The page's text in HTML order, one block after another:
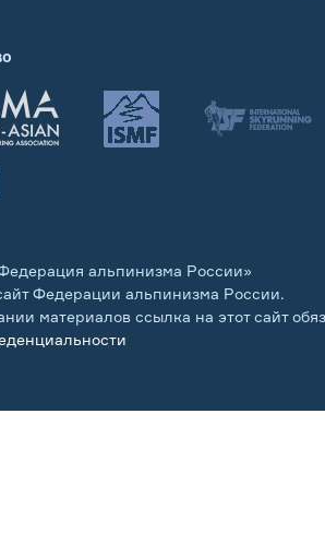
альпинизма России»
Федерации альпинизма России.
материалов ссылка на этот сайт